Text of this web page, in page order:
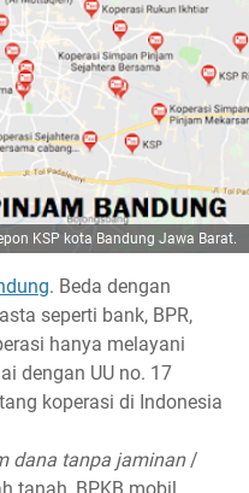
KSP kota Bandung Jawa Barat.
. Beda dengan
seperti bank, BPR,
hanya melayani
dengan UU no. 17
koperasi di Indonesia
dana tanpa jaminan/